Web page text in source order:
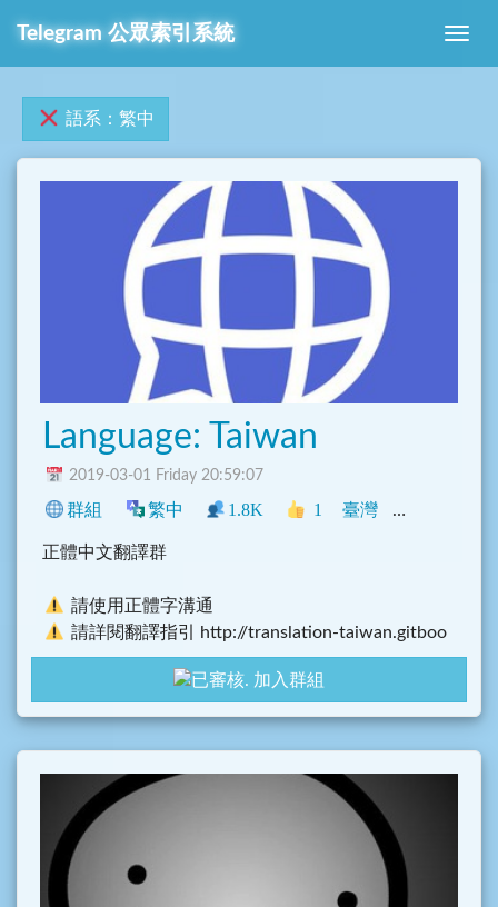
Telegram 公眾索引系統
語系：繁中
Language: Taiwan
2019-03-01 Friday 20:59:07
群組 繁中 1.8K 1 臺灣 Telegram
正體中文翻譯群
請使用正體字溝通
請詳閱翻譯指引 http://translation-taiwan.gitboo
k.io/
加入群組